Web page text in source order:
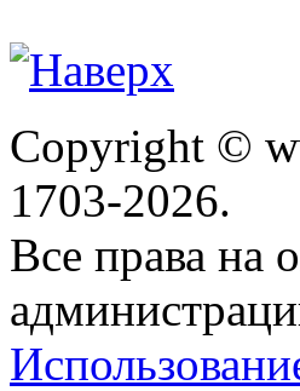
Copyright ©
1703-2026.
Все права на